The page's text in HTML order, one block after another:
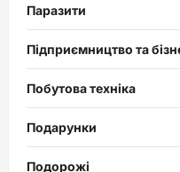
Паразити
Підприємництво та
Побутова техніка
Подарунки
Подорожі